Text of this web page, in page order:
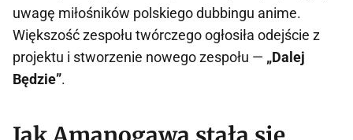
uwagę miłośników polskiego dubbingu anime.
Większość zespołu twórczego ogłosiła odejście z
projektu i stworzenie nowego zespołu — „Dalej
Będzie”.